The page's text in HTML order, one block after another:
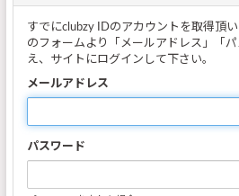
すでにclubzy IDのアカウントを取得頂
のフォームより「メールアドレス」「
え、サイトにログインして下さい。
メールアドレス
パスワード